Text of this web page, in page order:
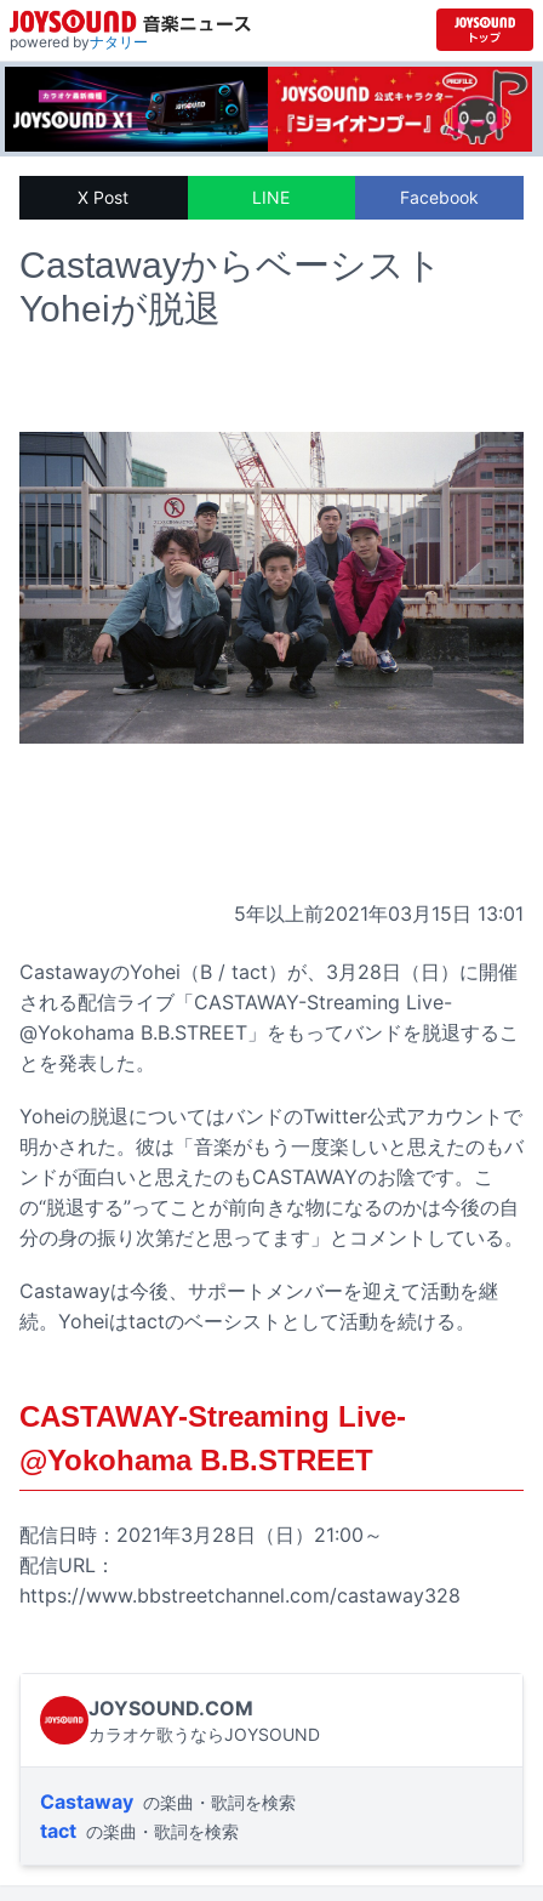
powered byナタリー
X Post LINE Facebook
Castawayからベーシスト
Yoheiが脱退
5年以上前2021年03月15日 13:01
CastawayのYohei（B / tact）が、3月28日（日）に開催
される配信ライブ「CASTAWAY-Streaming Live-
@Yokohama B.B.STREET」をもってバンドを脱退するこ
とを発表した。
Yoheiの脱退についてはバンドのTwitter公式アカウントで
明かされた。彼は「音楽がもう一度楽しいと思えたのもバ
ンドが面白いと思えたのもCASTAWAYのお陰です。こ
の“脱退する”ってことが前向きな物になるのかは今後の自
分の身の振り次第だと思ってます」とコメントしている。
Castawayは今後、サポートメンバーを迎えて活動を継
続。Yoheiはtactのベーシストとして活動を続ける。
CASTAWAY-Streaming Live-
@Yokohama B.B.STREET
配信日時：2021年3月28日（日）21:00～
配信URL：
https://www.bbstreetchannel.com/castaway328
JOYSOUND.COM
カラオケ歌うならJOYSOUND
Castaway の楽曲・歌詞を検索
tact の楽曲・歌詞を検索